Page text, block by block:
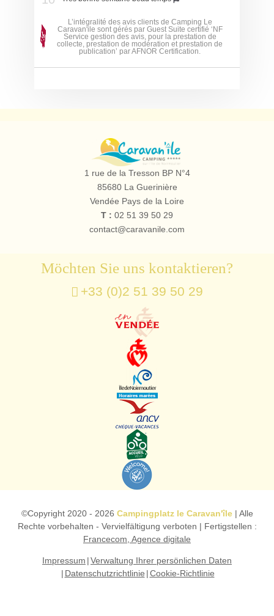
L’intégralité des avis clients de Camping Le
Caravan'ile sont gérés par Guest Suite certifié ‘NF
Service gestion des avis, pour la prestation de
collecte, prestation de modération et prestation de
publication’ par AFNOR Certification.
Campingplatz
le
Caravan'île
1 rue de la Tresson BP N°4
85680 La Guerinière
Vendée Pays de la Loire
T : 02 51 39 50 29
contact@caravanile.com
Möchten Sie uns kontaktieren?
+33 (0)2 51 39 50 29
©Copyright 2020 - 2026 Campingplatz le Caravan'île| Alle
Rechte vorbehalten - Vervielfältigung verboten | Fertigstellen :
Francecom, Agence digitale
Impressum Verwaltung Ihrer persönlichen Daten
Datenschutzrichtlinie Cookie-Richtlinie